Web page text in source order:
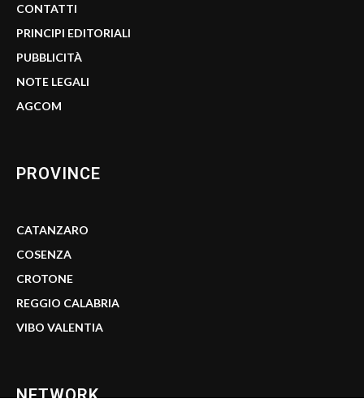
CONTATTI
PRINCIPI EDITORIALI
PUBBLICITÀ
NOTE LEGALI
AGCOM
PROVINCE
CATANZARO
COSENZA
CROTONE
REGGIO CALABRIA
VIBO VALENTIA
NETWORK